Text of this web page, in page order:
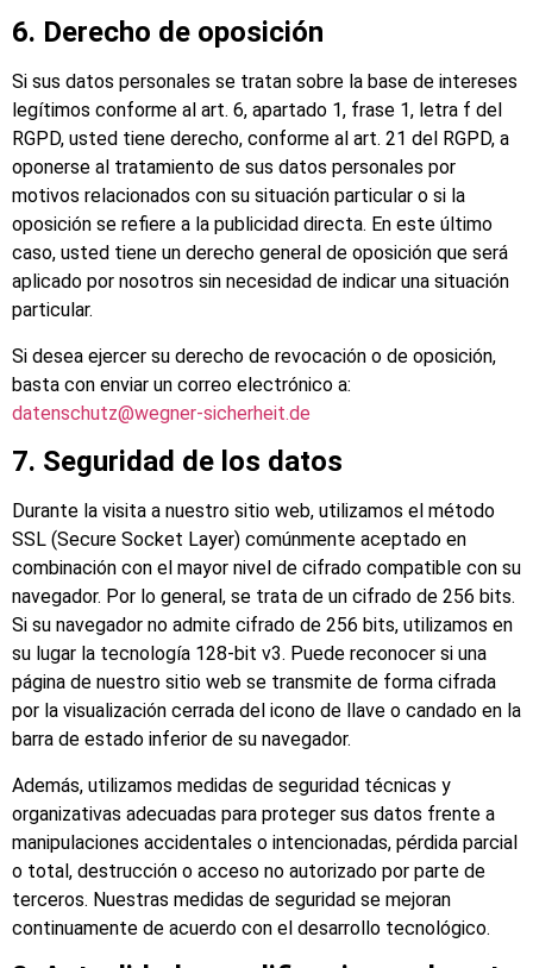
6. Derecho de oposición
Si sus datos personales se tratan sobre la base de intereses
legítimos conforme al art. 6, apartado 1, frase 1, letra f del
RGPD, usted tiene derecho, conforme al art. 21 del RGPD, a
oponerse al tratamiento de sus datos personales por
motivos relacionados con su situación particular o si la
oposición se refiere a la publicidad directa. En este último
caso, usted tiene un derecho general de oposición que será
aplicado por nosotros sin necesidad de indicar una situación
particular.
Si desea ejercer su derecho de revocación o de oposición,
basta con enviar un correo electrónico a:
datenschutz@wegner-sicherheit.de
7. Seguridad de los datos
Durante la visita a nuestro sitio web, utilizamos el método
SSL (Secure Socket Layer) comúnmente aceptado en
combinación con el mayor nivel de cifrado compatible con su
navegador. Por lo general, se trata de un cifrado de 256 bits.
Si su navegador no admite cifrado de 256 bits, utilizamos en
su lugar la tecnología 128-bit v3. Puede reconocer si una
página de nuestro sitio web se transmite de forma cifrada
por la visualización cerrada del icono de llave o candado en la
barra de estado inferior de su navegador.
Además, utilizamos medidas de seguridad técnicas y
organizativas adecuadas para proteger sus datos frente a
manipulaciones accidentales o intencionadas, pérdida parcial
o total, destrucción o acceso no autorizado por parte de
terceros. Nuestras medidas de seguridad se mejoran
continuamente de acuerdo con el desarrollo tecnológico.